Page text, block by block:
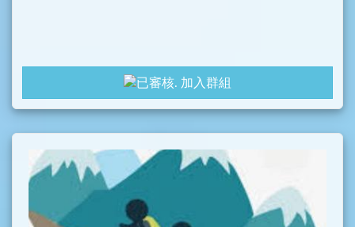
加入群組